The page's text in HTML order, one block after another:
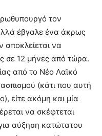
τον
έβγαλε ένα άκρως
αποκλείεται να
σε 12 μήνες από τώρα.
από το Νέο Λαϊκό
(κάτι που αυτή
είτε ακόμη και μία
να σκέφτεται
αύξηση κατώτατου